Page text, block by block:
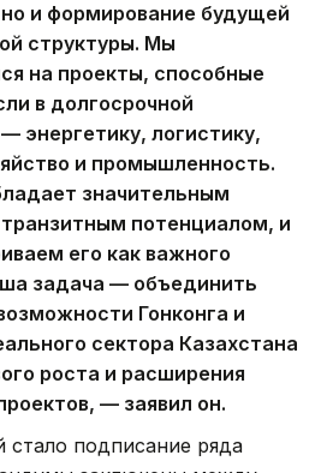
и формирование будущей
структуры. Мы
на проекты, способные
в долгосрочной
энергетику, логистику,
и промышленность.
значительным
потенциалом, и
его как важного
задача — объединить
Гонконга и
сектора Казахстана
роста и расширения
— заявил он.
подписание ряда